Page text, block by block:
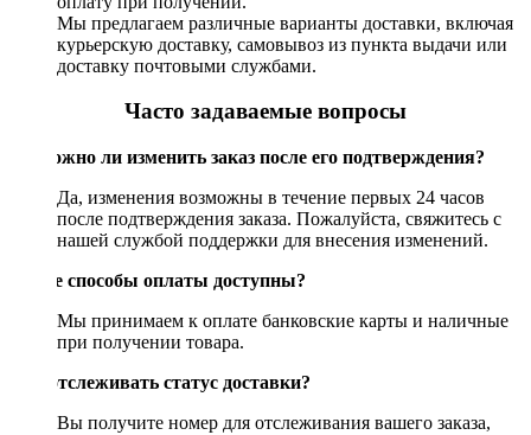
Мы предлагаем различные варианты доставки, включая
курьерскую доставку, самовывоз из пункта выдачи или
доставку почтовыми службами.
Часто задаваемые вопросы
Возможно ли изменить заказ после его подтверждения?
Да, изменения возможны в течение первых 24 часов
после подтверждения заказа. Пожалуйста, свяжитесь с
нашей службой поддержки для внесения изменений.
Какие способы оплаты доступны?
Мы принимаем к оплате банковские карты и наличные
при получении товара.
Как отслеживать статус доставки?
Вы получите номер для отслеживания вашего заказа,